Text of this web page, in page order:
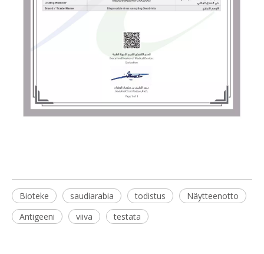
Bioteke saudiarabia todistus
Näytteenotto
Antigeeni
viiva testata